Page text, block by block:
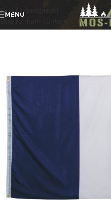
Skip to navigation
Skip to main content
MENU